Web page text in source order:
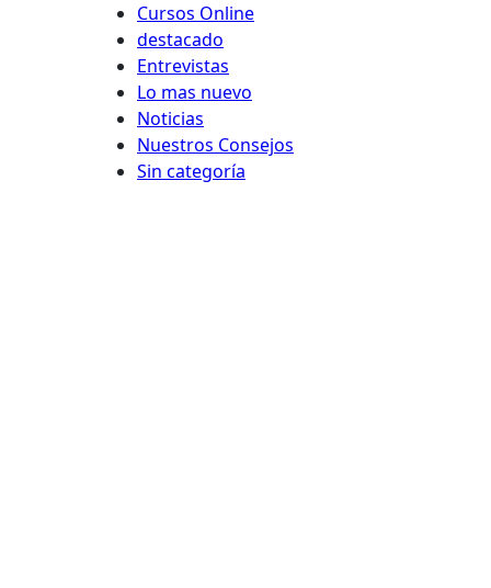
Cursos Online
destacado
Entrevistas
Lo mas nuevo
Noticias
Nuestros Consejos
Sin categoría